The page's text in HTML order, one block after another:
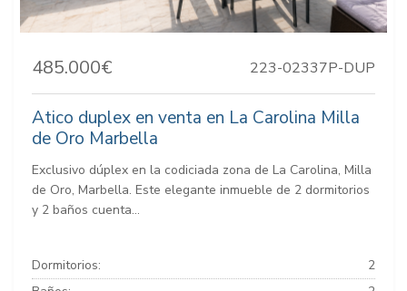
485.000€ 223-02337P-DUP
Atico duplex en venta en La Carolina Milla
de Oro Marbella
Exclusivo dúplex en la codiciada zona de La Carolina, Milla
de Oro, Marbella. Este elegante inmueble de 2 dormitorios
y 2 baños cuenta...
Dormitorios:
2